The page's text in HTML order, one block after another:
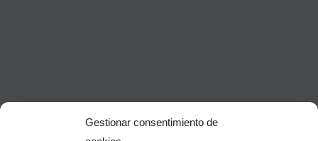
Gestionar consentimiento de